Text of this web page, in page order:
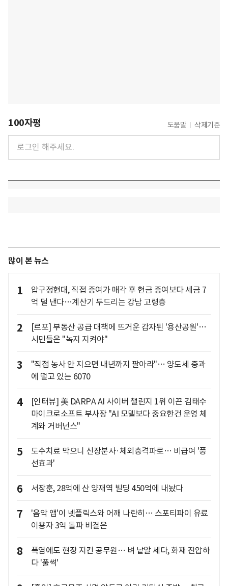
100자평 도움말 삭제기준
많이 본 뉴스
1
압구정현대, 직접 증여가 매각 후 현금 증여보다 세금 7
억 덜 낸다…계산기 두드리는 강남 고령층
2
[르포] 부동산 공급 대책에 뜨거운 감자된 '용산공원'…
시민들은 "녹지 지켜야"
3
"직접 농사 안 지으면 내년까지 팔아라"… 양도세 중과
에 떨고 있는 6070
4
[인터뷰] 美 DARPA AI 사이버 챌린지 1위 이끈 김태수
마이크로소프트 부사장 "AI 모델보다 중요한건 운영 체
계와 거버넌스"
5
도수치료 막으니 신장분사·체외충격파로… 비급여 '풍
선효과'
6 서장훈, 28억에 산 양재역 빌딩 450억에 내놨다
7
'음악 앱'이 넷플릭스와 어깨 나란히… 스포티파이 유료
이용자 3억 돌파 비결은
8
폭염에도 현장 지킨 공무원… 벼 낱알 세다, 화재 진압하
다 '풀썩'